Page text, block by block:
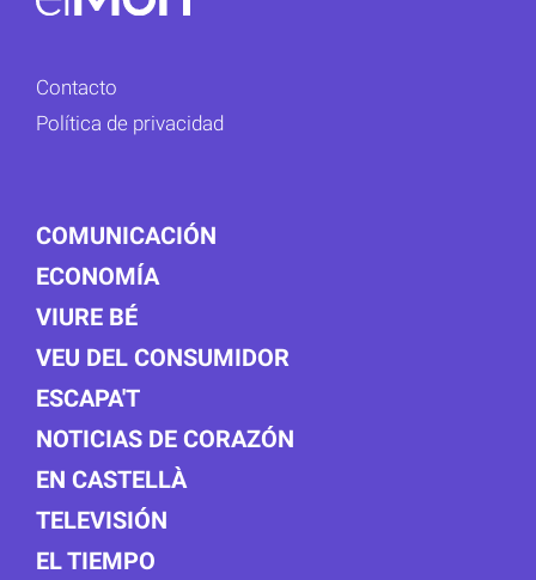
Contacto
Política de privacidad
COMUNICACIÓN
ECONOMÍA
VIURE BÉ
VEU DEL CONSUMIDOR
ESCAPA'T
NOTICIAS DE CORAZÓN
EN CASTELLÀ
TELEVISIÓN
EL TIEMPO